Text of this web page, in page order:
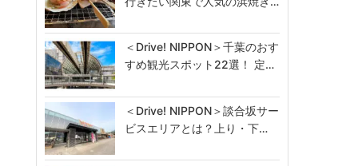
＜Drive! NIPPON＞千葉のおす
すめ観光スポット22選！ 定…
＜Drive! NIPPON＞談合坂サー
ビスエリアとは？上り・下…